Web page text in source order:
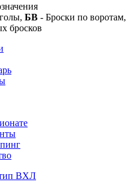
БВ - Броски по воротам,
бросков